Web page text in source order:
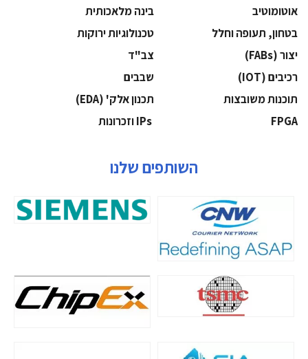
אוטומוטיב
בינה מלאכותית
בטחון, תעופה וחלל
‫טכנולוגיות ירוקות‬
‫יצור (‪(FABs‬‬
‫צב"ד‬
‫רכיבים‬ (IOT)
‫שבבים‬
‫תוכנות משובצות‬
‫תכנון אלק' (‪(EDA‬‬
‫‪FPGA‬‬
השותפים שלנו